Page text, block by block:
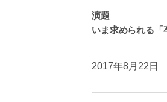
演題
いま求められる「
2017年8月22日